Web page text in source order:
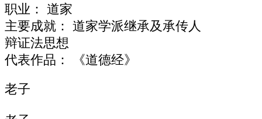
职业： 道家
主要成就： 道家学派继承及承传人
辩证法思想
代表作品： 《道德经》
老子